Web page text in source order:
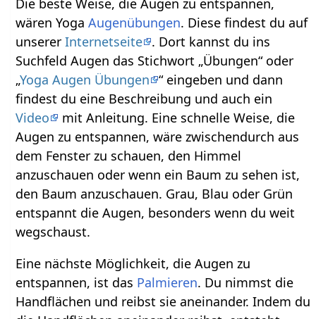
Die beste Weise, die Augen zu entspannen,
wären YogaAugenübungen. Diese findest du auf
unsererInternetseite . Dort kannst du ins
Suchfeld Augen das Stichwort „Übungen“ oder
„Yoga Augen Übungen “ eingeben und dann
findest du eine Beschreibung und auch ein
Video
mit Anleitung. Eine schnelle Weise, die
Augen zu entspannen, wäre zwischendurch aus
dem Fenster zu schauen, den Himmel
anzuschauen oder wenn ein Baum zu sehen ist,
den Baum anzuschauen. Grau, Blau oder Grün
entspannt die Augen, besonders wenn du weit
wegschaust.
Eine nächste Möglichkeit, die Augen zu
entspannen, ist das Palmieren. Du nimmst die
Handflächen und reibst sie aneinander. Indem du